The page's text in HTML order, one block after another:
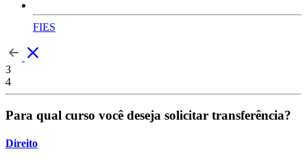
FIES
3
4
Para qual curso você deseja solicitar transferência?
Direito